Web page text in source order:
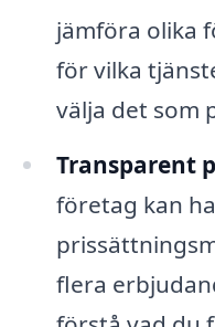
jämföra olika
för vilka
välja det som
Transparent
företag kan
flera